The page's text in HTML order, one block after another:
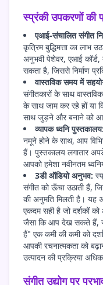
स्प्रंकी उपकरणों की
एआई-संचालित संगीत
कृत्रिम बुद्धिमत्ता का लाभ
अनुभवी पेशेवर, एआई कॉर्ड,
सकता है, जिससे निर्माण
वास्तविक समय में
संगीतकारों के साथ
के साथ जाम कर रहे हों या
साथ जुड़ने और बनाने को
व्यापक ध्वनि पुस्तकालय:
नमूने होने के साथ, आप
हैं। पुस्तकालय लगातार
आपको हमेशा नवीनतम
3डी ऑडियो अनुभव:
संगीत को ऊँचा उठाती हैं,
की अनुमति मिलती है। यह
एकदम सही है जो दर्शकों
जैसा कि आप देख सकते हैं,
हैं" एक कमी की कमी को
आपकी रचनात्मकता को
उत्पादन की प्रक्रिया
संगीत उद्योग पर